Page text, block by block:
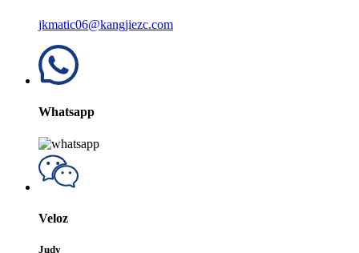
jkmatic06@kangjiezc.com
Whatsapp
Veloz
Judy